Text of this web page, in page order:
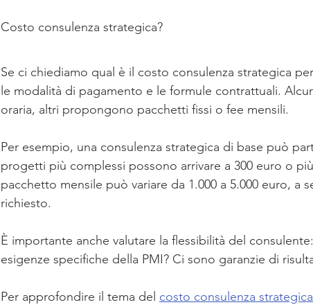
Costo consulenza strategica?
Se ci chiediamo qual è il costo consulenza strategica
le modalità di pagamento e le formule contrattuali.
oraria, altri propongono pacchetti fissi o fee mensili.
Per esempio, una consulenza strategica di base può
progetti più complessi possono arrivare a 300 euro o
pacchetto mensile può variare da 1.000 a 5.000 euro, a
richiesto.
È importante anche valutare la flessibilità del
esigenze specifiche della PMI? Ci sono garanzie di
Per approfondire il tema del costo consulenza